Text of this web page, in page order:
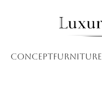
CONCEPTFURNITURE